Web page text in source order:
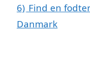
6) Find en
Danmark